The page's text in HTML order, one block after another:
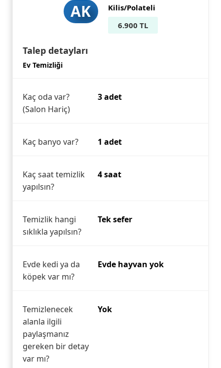
AK
Kilis/Polateli
6.900 TL
Talep detayları
Ev Temizliği
Kaç oda var?
(Salon Hariç)
3 adet
Kaç banyo var? 1 adet
Kaç saat temizlik
yapılsın?
4 saat
Temizlik hangi
sıklıkla yapılsın?
Tek sefer
Evde kedi ya da
köpek var mı?
Evde hayvan yok
Temizlenecek
alanla ilgili
paylaşmanız
gereken bir detay
var mı?
Yok